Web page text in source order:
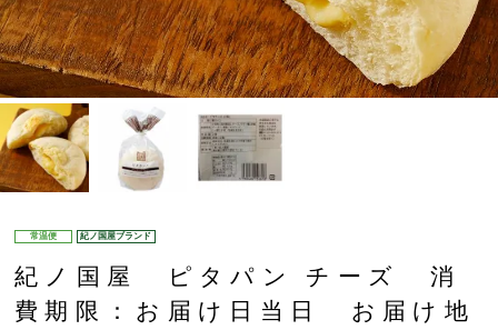
常温便 紀ノ国屋ブランド
紀ノ国屋 ピタパン チーズ 消
費期限：お届け日当日 お届け地